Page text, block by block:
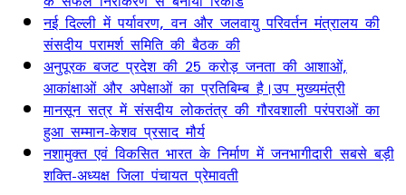
नई दिल्ली में पर्यावरण, वन और जलवायु परिवर्तन मंत्रालय की
संसदीय परामर्श समिति की बैठक की
अनुपूरक बजट प्रदेश की 25 करोड़ जनता की आशाओं,
आकांक्षाओं और अपेक्षाओं का प्रतिबिम्ब है।उप मुख्यमंत्री
मानसून सत्र में संसदीय लोकतंत्र की गौरवशाली परंपराओं का
हुआ सम्मान-केशव प्रसाद मौर्य
नशामुक्त एवं विकसित भारत के निर्माण में जनभागीदारी सबसे बड़ी
शक्ति-अध्यक्ष जिला पंचायत प्रेमावती